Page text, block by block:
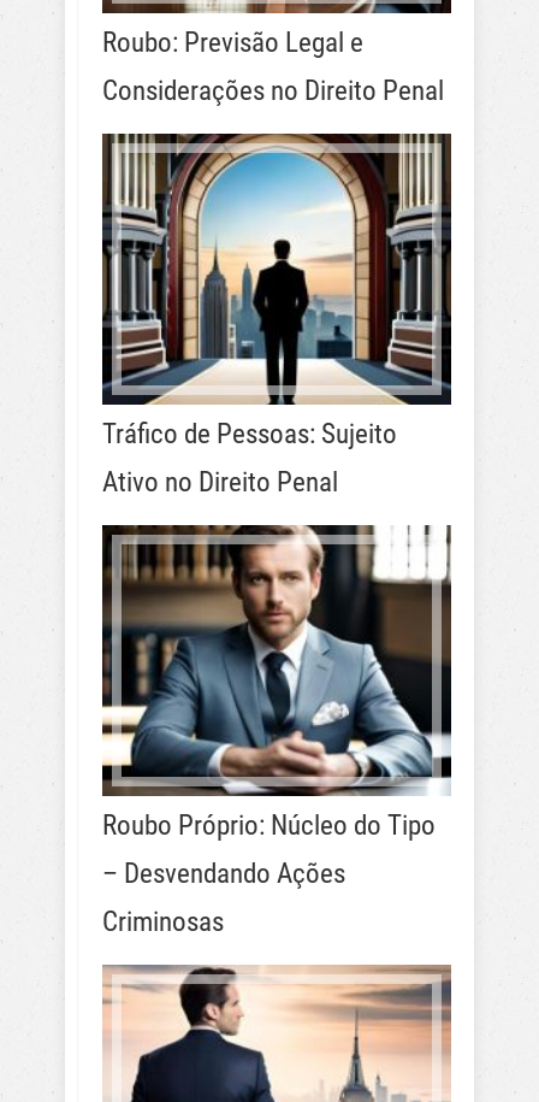
Roubo: Previsão Legal e
Considerações no Direito Penal
Tráfico de Pessoas: Sujeito
Ativo no Direito Penal
Roubo Próprio: Núcleo do Tipo
– Desvendando Ações
Criminosas